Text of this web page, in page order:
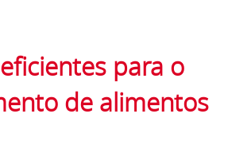
para o
de alimentos